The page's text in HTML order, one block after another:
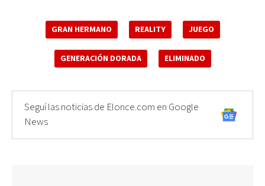
GRAN HERMANO REALITY JUEGO
GENERACIÓN DORADA ELIMINADO
Seguí las noticias de Elonce.com en Google
News